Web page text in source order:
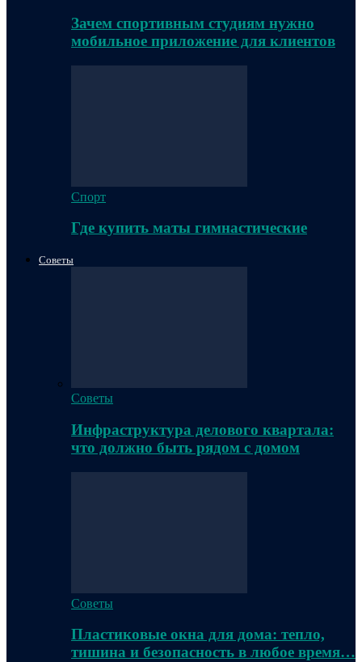
Зачем спортивным студиям нужно
мобильное приложение для клиентов
Спорт
Где купить маты гимнастические
Советы
Советы
Инфраструктура делового квартала:
что должно быть рядом с домом
Советы
Пластиковые окна для дома: тепло,
тишина и безопасность в любое время…